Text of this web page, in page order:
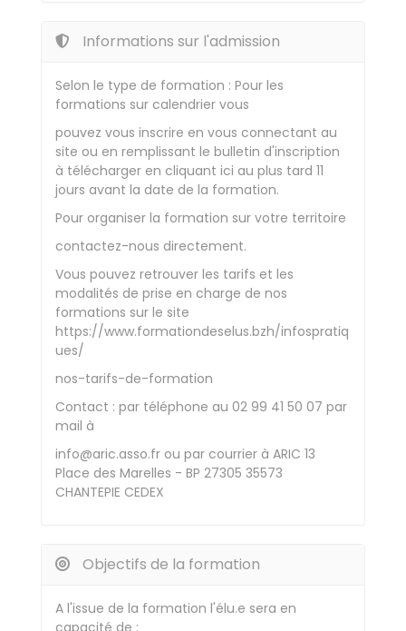
Informations sur l'admission
Selon le type de formation : Pour les
formations sur calendrier vous
pouvez vous inscrire en vous connectant au
site ou en remplissant le bulletin d'inscription
à télécharger en cliquant ici au plus tard 11
jours avant la date de la formation.
Pour organiser la formation sur votre territoire
contactez-nous directement.
Vous pouvez retrouver les tarifs et les
modalités de prise en charge de nos
formations sur le site
https://www.formationdeselus.bzh/infospratiq
ues/
nos-tarifs-de-formation
Contact : par téléphone au 02 99 41 50 07 par
mail à
info@aric.asso.fr ou par courrier à ARIC 13
Place des Marelles - BP 27305 35573
CHANTEPIE CEDEX
Objectifs de la formation
A l'issue de la formation l'élu.e sera en
capacité de :